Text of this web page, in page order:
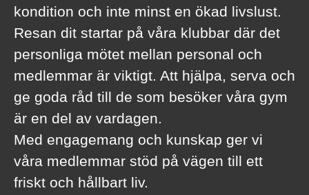
kondition och inte minst en ökad livslust.
Resan dit startar på våra klubbar där det
personliga mötet mellan personal och
medlemmar är viktigt. Att hjälpa, serva och
ge goda råd till de som besöker våra gym
är en del av vardagen.
Med engagemang och kunskap ger vi
våra medlemmar stöd på vägen till ett
friskt och hållbart liv.